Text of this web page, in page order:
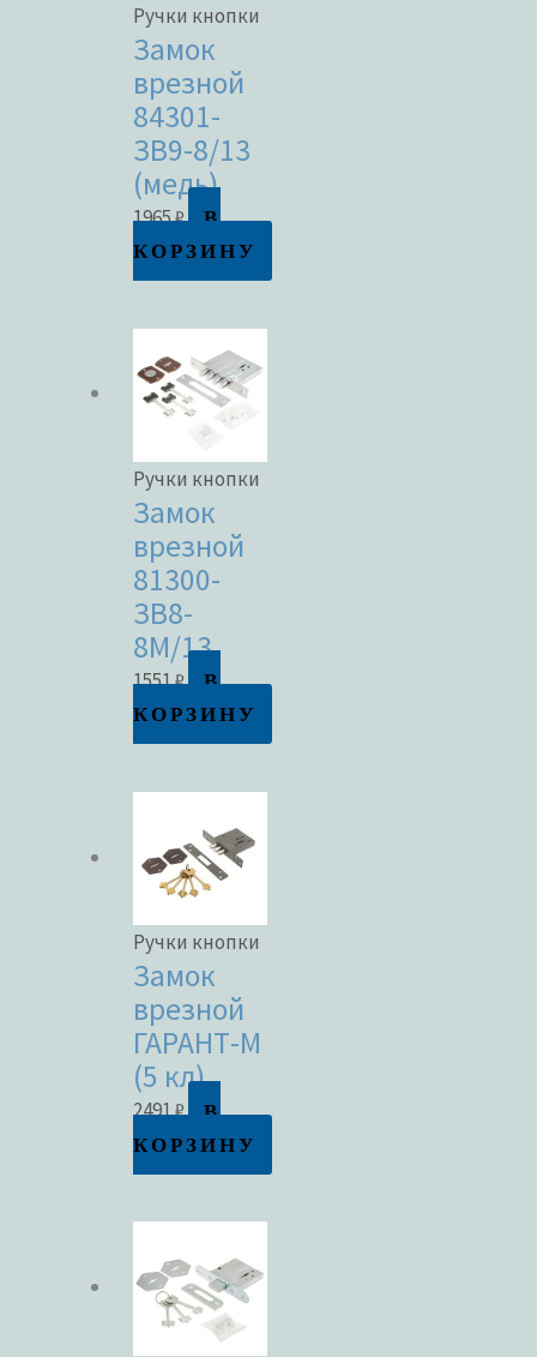
Ручки кнопки
Замок
врезной
84301-
ЗВ9-8/13
(медь)
1965₽
В
КОРЗИНУ
Ручки кнопки
Замок
врезной
81300-
ЗВ8-
8М/13
1551₽
В
КОРЗИНУ
Ручки кнопки
Замок
врезной
ГАРАНТ-М
(5 кл)
2491₽
В
КОРЗИНУ